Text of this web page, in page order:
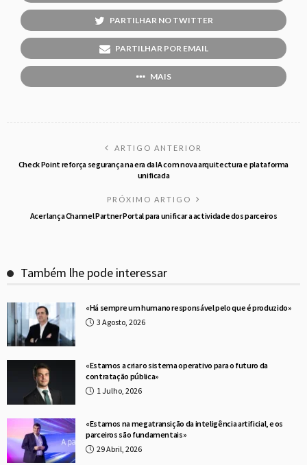
PARTILHAR NO TWITTER
PARTILHAR POR EMAIL
MAIS
ARTIGO ANTERIOR
Check Point reforça segurança na era da IA com nova arquitectura e plataforma
unificada
PRÓXIMO ARTIGO
Acer lança Channel Partner Portal para unificar a actividade dos parceiros
Também lhe pode interessar
«Há sempre um humano responsável pelo que é produzido»
3 Agosto, 2026
«Estamos a criar o sistema operativo para o futuro da
contratação pública»
1 Julho, 2026
«Estamos na megatransição da inteligência artificial, e os
parceiros são fundamentais»
29 Abril, 2026